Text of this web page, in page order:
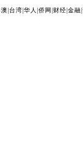
台湾 |华人 |侨网 财经 |金融 |